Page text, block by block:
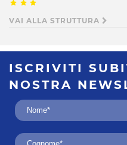
VAI ALLA STRUTTURA
ISCRIVITI
NOSTRA